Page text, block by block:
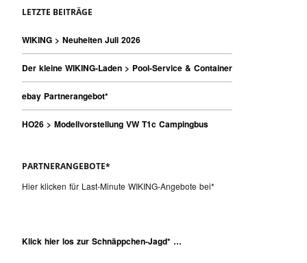
LETZTE BEITRÄGE
WIKING > Neuheiten Juli 2026
Der kleine WIKING-Laden > Pool-Service & Container
ebay Partnerangebot*
HO26 > Modellvorstellung VW T1c Campingbus
PARTNERANGEBOTE*
Hier klicken für Last-Minute WIKING-Angebote bei*
Klick hier los zur Schnäppchen-Jagd* …